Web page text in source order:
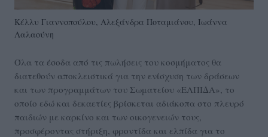
Κέλλυ Γιαννοπούλου, Αλεξάνδρα Ποταμιάνου, Ιωάννα
Λαλαούνη
Όλα τα έσοδα από τις πωλήσεις του κοσμήματος θα
διατεθούν αποκλειστικά για την ενίσχυση των δράσεων
και των προγραμμάτων του Σωματείου «ΕΛΠΙΔΑ», το
οποίο εδώ και δεκαετίες βρίσκεται αδιάκοπα στο πλευρό
παιδιών με καρκίνο και των οικογενειών τους,
προσφέροντας στήριξη, φροντίδα και ελπίδα για το